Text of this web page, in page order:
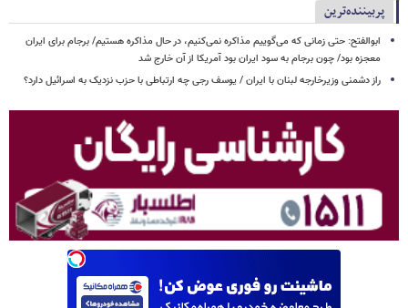
پربیننده‌ترین
ابوالفتح: حتی زمانی که می‌گوییم مذاکره نمی‌کنیم، در حال مذاکره هستیم/ برجام برای ایران
معجزه بود/ چون برجام به سود ایران بود آمریکا از آن خارج شد
راز دشمنی وزیرخارجه لبنان با ایران / یوسف رجی چه ارتباطی با حزب نزدیک به اسرائیل دارد؟